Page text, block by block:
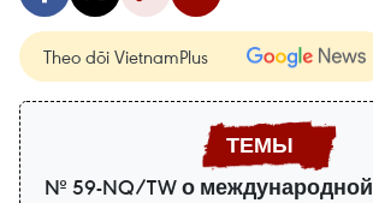
Theo dõi VietnamPlus
№ 59-NQ/TW о международной